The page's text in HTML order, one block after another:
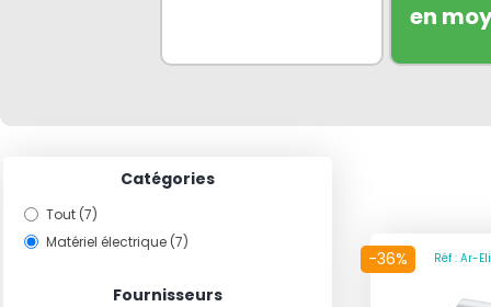
en
Catégories
Tout (7)
Matériel électrique (7)
Fournisseurs
-36% Réf : Ar-